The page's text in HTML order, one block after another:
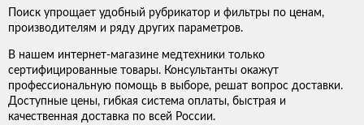
Поиск упрощает удобный рубрикатор и фильтры по ценам,
производителям и ряду других параметров.
В нашем интернет-магазине медтехники только
сертифицированные товары. Консультанты окажут
профессиональную помощь в выборе, решат вопрос доставки.
Доступные цены, гибкая система оплаты, быстрая и
качественная доставка по всей России.